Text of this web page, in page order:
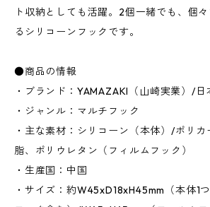
ト収納としても活躍。2個一緒でも、個
るシリコーンフックです。
●商品の情報
・ブランド：YAMAZAKI（山崎実業）/日
・ジャンル：マルチフック
・主な素材：シリコーン（本体）/ポリ
脂、ポリウレタン（フィルムフック）
・生産国：中国
・サイズ：約W45xD18xH45mm（本体1